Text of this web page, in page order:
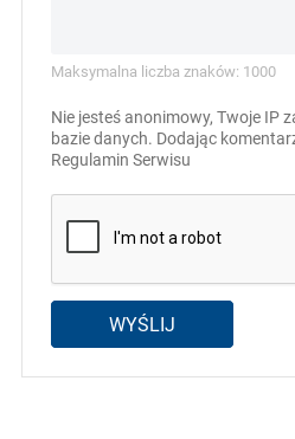
Maksymalna liczba znaków: 1000
Nie jesteś anonimowy, Twoje IP
bazie danych. Dodając
Regulamin Serwisu
WYŚLIJ